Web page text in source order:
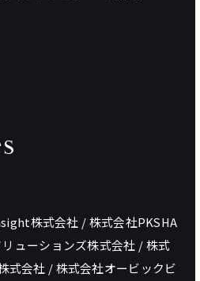
株式会社 / 株式会社PKSHA
ューションズ株式会社 / 株式
会社 / 株式会社オービックビ